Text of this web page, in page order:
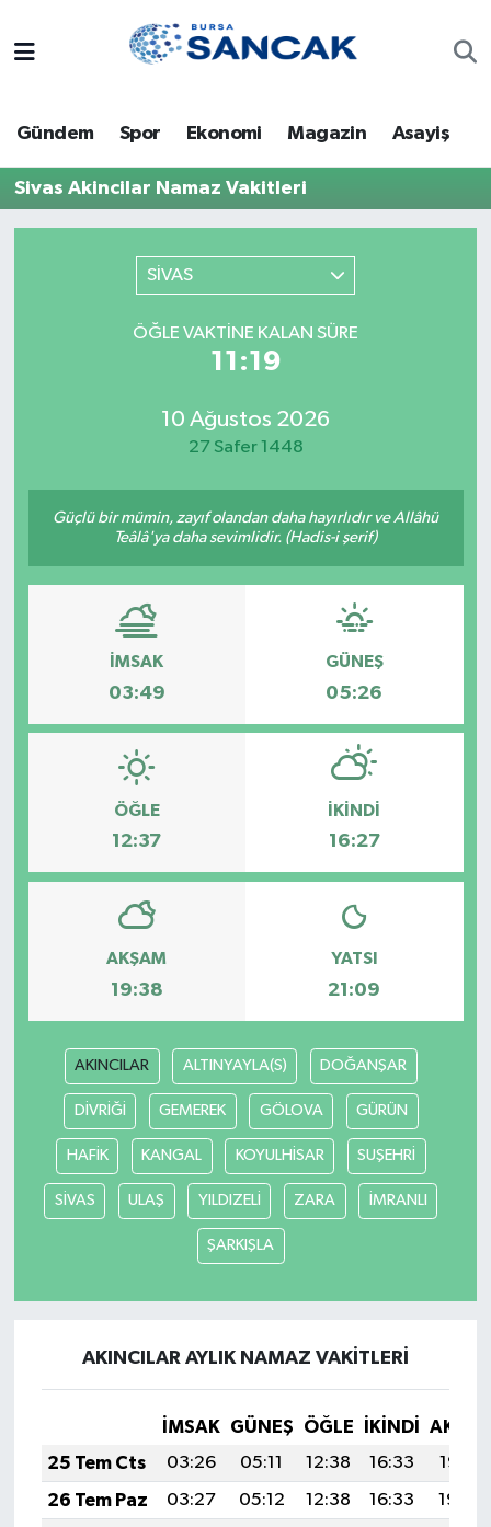
Gündem Spor Ekonomi Magazin Asayiş
Sivas Akincilar Namaz Vakitleri
SİVAS
ÖĞLE VAKTINE KALAN SÜRE
11:19
10 Ağustos 2026
27 Safer 1448
Güçlü bir mümin, zayıf olandan daha hayırlıdır ve Allâhü
Teâlâ'ya daha sevimlidir. (Hadis-i şerif)
İMSAK
03:49
GÜNEŞ
05:26
ÖĞLE
12:37
İKINDI
16:27
AKŞAM
19:38
YATSI
21:09
AKINCILAR ALTINYAYLA(S) DOĞANŞAR
DİVRİĞİ GEMEREK GÖLOVA GÜRÜN
HAFİK KANGAL KOYULHİSAR SUŞEHRİ
SİVAS ULAŞ YILDIZELİ ZARA İMRANLI
ŞARKIŞLA
AKINCILAR AYLIK NAMAZ VAKITLERI
İMSAK GÜNEŞ ÖĞLE İKINDI
25 Tem Cts
03:26 05:11 12:38 16:33
19:55
26 Tem Paz
03:27 05:12 12:38 16:33
19:54
Bursa
Dünya
Sağlık
Siyaset
Türkiye
Trafik Durumu
Süper Lig Puan Durumu ve Fikstür